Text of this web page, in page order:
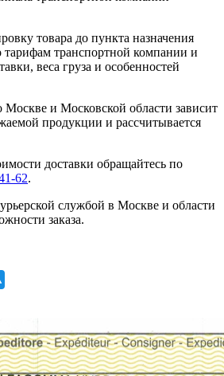
товара до пункта назначения
тарифам транспортной компании и
веса груза и особенностей
Москве и Московской области зависит
продукции и рассчитывается
доставки обращайтесь по
62.
службой в Москве и области
заказа.